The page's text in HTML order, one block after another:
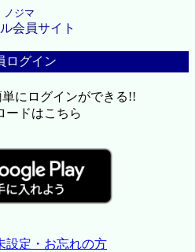
ノジマ
会員サイト
ログイン
にログインができる!!
ードはこちら
設定・お忘れの方